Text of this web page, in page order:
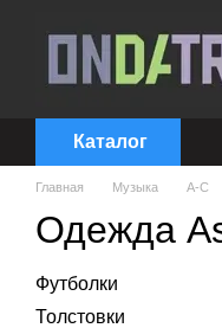
Каталог
Главная Музыка A-C
Одежда
Футболки
Толстовки